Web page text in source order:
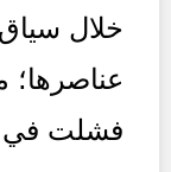
خلال
فشلت في